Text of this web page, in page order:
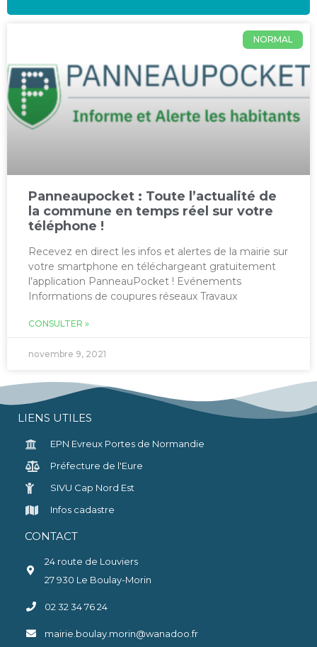
NORMAL
Panneaupocket : Toute l’actualité de
la commune en temps réel sur votre
téléphone !
Recevez en direct les infos et alertes de la mairie sur
votre smartphone en téléchargeant gratuitement
l’application PanneauPocket ! Evénements
Informations de coupures réseaux Travaux
CONSULTER »
novembre 9, 2021
LIENS UTILES
EPN Evreux Portes de Normandie
Préfecture de l'Eure
SIVU Cap Nord Est
Infos cadastre
CONTACT
24 route de Louviers
27 930 Le Boulay-Morin
02 32 34 76 24
mairie.boulay.morin@wanadoo.fr